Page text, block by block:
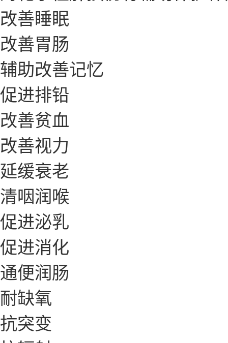
改善睡眠
改善胃肠
辅助改善记忆
促进排铅
改善贫血
改善视力
延缓衰老
清咽润喉
促进泌乳
促进消化
通便润肠
耐缺氧
抗突变